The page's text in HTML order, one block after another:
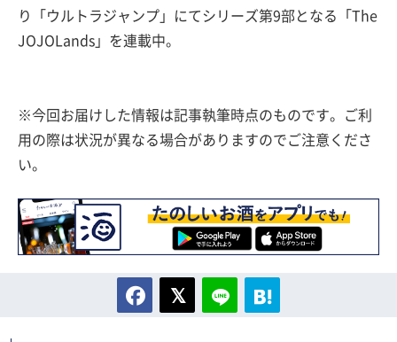
り「ウルトラジャンプ」にてシリーズ第9部となる「The
JOJOLands」を連載中。
※今回お届けした情報は記事執筆時点のものです。ご利
用の際は状況が異なる場合がありますのでご注意くださ
い。